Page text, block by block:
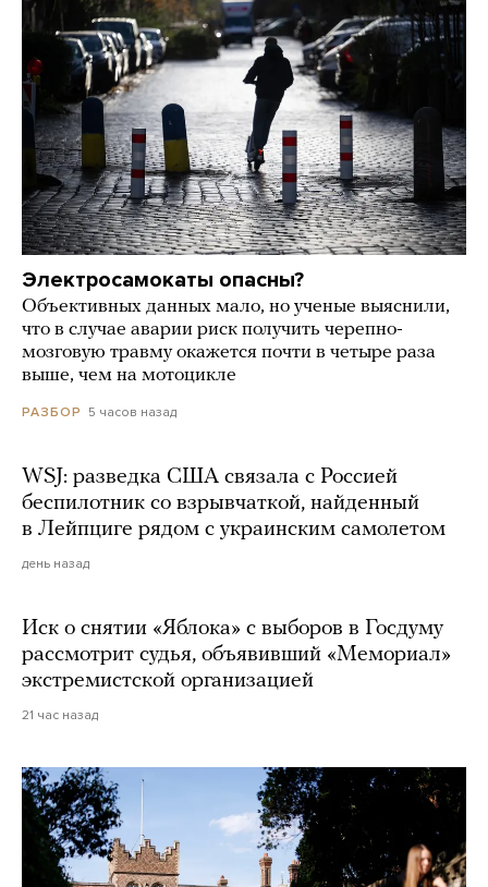
Электросамокаты опасны?
Объективных данных мало, но ученые выяснили,
что в случае аварии риск получить черепно-
мозговую травму окажется почти в четыре раза
выше, чем на мотоцикле
РАЗБОР 5 часов назад
WSJ: разведка США связала с Россией
беспилотник со взрывчаткой, найденный
в Лейпциге рядом с украинским самолетом
день назад
Иск о снятии «Яблока» с выборов в Госдуму
рассмотрит судья, объявивший «Мемориал»
экстремистской организацией
21 час назад